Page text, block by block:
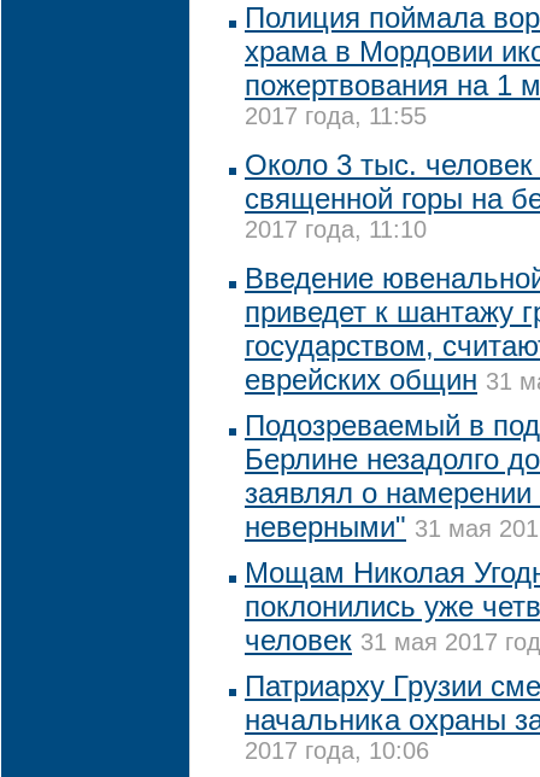
Полиция поймала
храма в Мордовии
пожертвования на 1
2017 года, 11:55
Около 3 тыс. человек
священной горы на
2017 года, 11:10
Введение
приведет к шантажу
государством,
еврейских общин 31
Подозреваемый в
Берлине незадолго
заявлял о намерении
неверными" 31 мая
Мощам Николая
поклонились уже
человек 31 мая 2017
Патриарху Грузии
начальника охраны
2017 года, 10:06